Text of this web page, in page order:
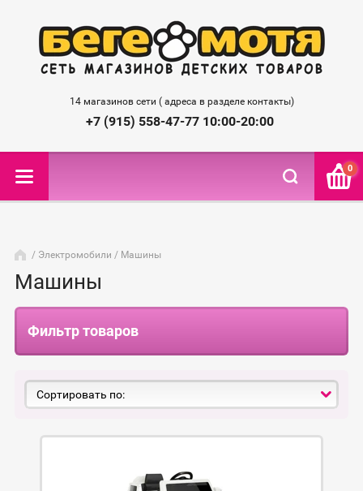
14 магазинов сети ( адреса в разделе контакты)
+7 (915) 558-47-77 10:00-20:00
0
/ Электромобили / Машины
Машины
Фильтр товаров
Сортировать по: